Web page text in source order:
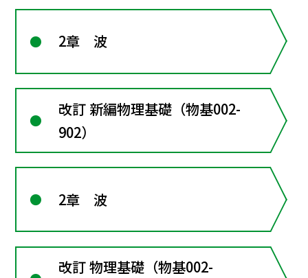
2章 波
改訂 新編物理基礎（物基002-
902）
2章 波
改訂 物理基礎（物基002-